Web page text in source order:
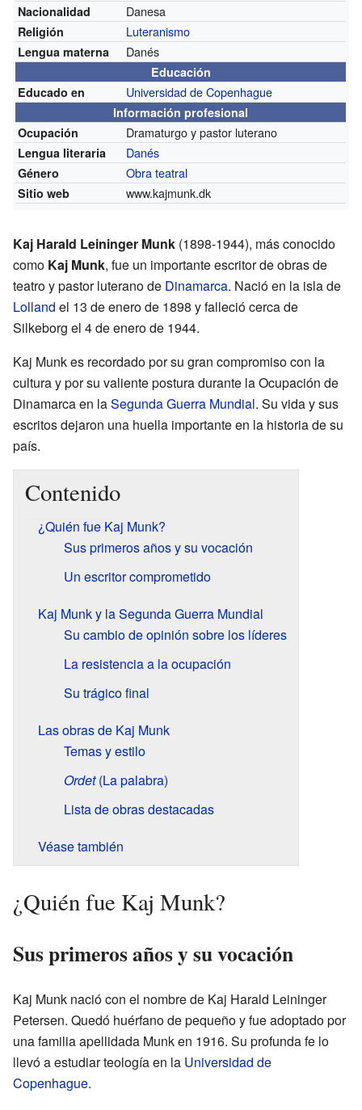
Nacionalidad Danesa
Religión Luteranismo
Lengua materna Danés
Educación
Educado en
Universidad de Copenhague
Información profesional
Ocupación
Dramaturgo y pastor luterano
Lengua literaria Danés
Género Obra teatral
Sitio web www.kajmunk.dk
Kaj Harald Leininger Munk (1898-1944), más conocido
como Kaj Munk, fue un importante escritor de obras de
teatro y pastor luterano de Dinamarca. Nació en la isla de
Lolland el 13 de enero de 1898 y falleció cerca de
Silkeborg el 4 de enero de 1944.
Kaj Munk es recordado por su gran compromiso con la
cultura y por su valiente postura durante la Ocupación de
Dinamarca en laSegunda Guerra Mundial. Su vida y sus
escritos dejaron una huella importante en la historia de su
país.
Contenido
¿Quién fue Kaj Munk?
Sus primeros años y su vocación
Un escritor comprometido
Kaj Munk y la Segunda Guerra Mundial
Su cambio de opinión sobre los líderes
La resistencia a la ocupación
Su trágico final
Las obras de Kaj Munk
Temas y estilo
Ordet(La palabra)
Lista de obras destacadas
Véase también
¿Quién fue Kaj Munk?
Sus primeros años y su vocación
Kaj Munk nació con el nombre de Kaj Harald Leininger
Petersen. Quedó huérfano de pequeño y fue adoptado por
una familia apellidada Munk en 1916. Su profunda fe lo
llevó a estudiar teología en la Universidad de
Copenhague.